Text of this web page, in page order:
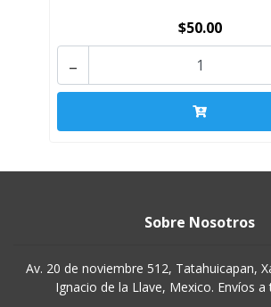
$50.00
-
Sobre Nosotros
Av. 20 de noviembre 512, Tatahuicapan,
Ignacio de la Llave, Mexico. Envíos